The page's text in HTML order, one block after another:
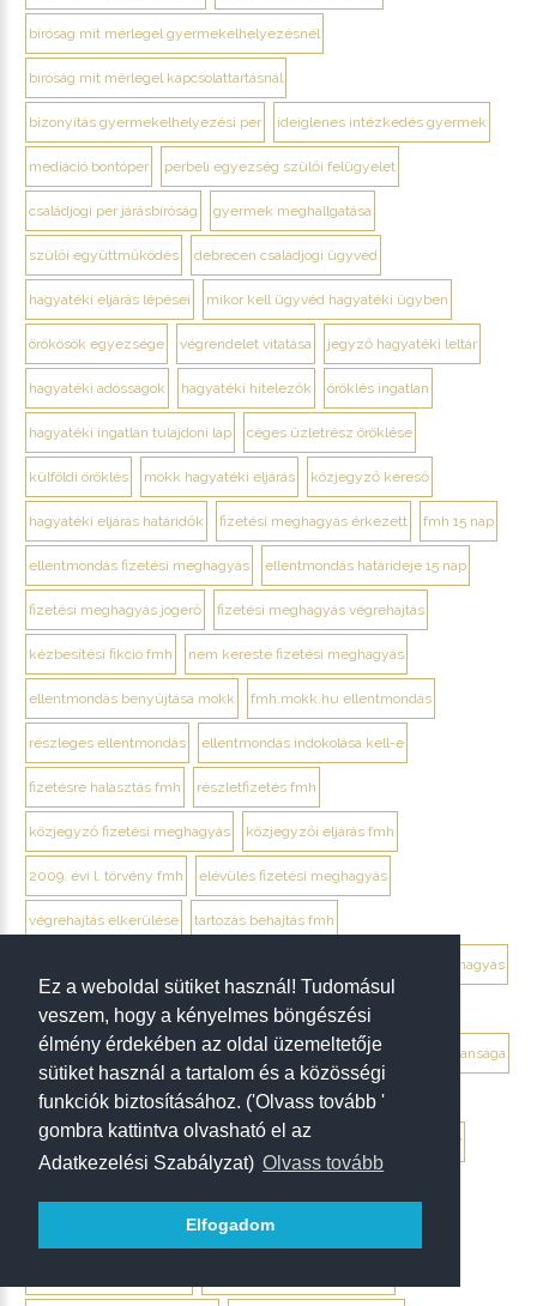
Ez a weboldal sütiket használ! Tudomásul
veszem, hogy a kényelmes böngészési
élmény érdekében az oldal üzemeltetője
sütiket használ a tartalom és a közösségi
funkciók biztosításához. ('Olvass tovább '
gombra kattintva olvasható el az
Adatkezelési Szabályzat) Olvass tovább
Elfogadom
bíróság mit mérlegel gyermekelhelyezésnél
bíróság mit mérlegel kapcsolattartásnál
bizonyítás gyermekelhelyezési per ideiglenes intézkedés gyermek
mediáció bontóper perbeli egyezség szülői felügyelet
családjogi per járásbíróság gyermek meghallgatása
szülői együttműködés debrecen családjogi ügyvéd
hagyatéki eljárás lépései mikor kell ügyvéd hagyatéki ügyben
örökösök egyezsége végrendelet vitatása jegyző hagyatéki leltár
hagyatéki adósságok hagyatéki hitelezők öröklés ingatlan
hagyatéki ingatlan tulajdoni lap céges üzletrész öröklése
külföldi öröklés mokk hagyatéki eljárás közjegyző kereső
hagyatéki eljárás határidők fizetési meghagyás érkezett fmh 15 nap
ellentmondás fizetési meghagyás ellentmondás határideje 15 nap
fizetési meghagyás jogerő fizetési meghagyás végrehajtás
kézbesítési fikció fmh nem kereste fizetési meghagyás
ellentmondás benyújtása mokk fmh.mokk.hu ellentmondás
részleges ellentmondás ellentmondás indokolása kell-e
fizetésre halasztás fmh részletfizetés fmh
közjegyző fizetési meghagyás közjegyzői eljárás fmh
2009. évi l. törvény fmh elévülés fizetési meghagyás
végrehajtás elkerülése tartozás behajtás fmh
ügyvéd fizetési meghagyás
debrecen ügyvéd fizetési meghagyás
végrendelet megtámadása mikor érdemes végrendelet hatálytalansága
érvénytelenség megállapítása per hagyatéki per végrendelet
megtámadási nyilatkozat megtámadás elévülése 5 év ptk. 7:37
tévedés megtévesztés fenyegetés végrendelet